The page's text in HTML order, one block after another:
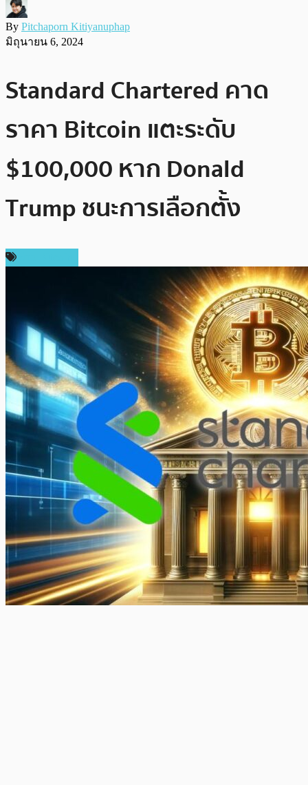
By Pitchaporn Kitiyanuphap
มิถุนายน 6, 2024
Standard Chartered คาด
ราคา Bitcoin แตะระดับ
$100,000 หาก Donald
Trump ชนะการเลือกตั้ง